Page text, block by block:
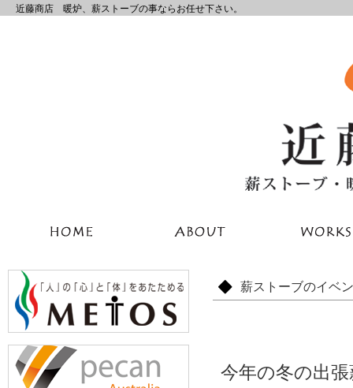
近藤商店 暖炉、薪ストーブの事ならお任せ下さい。
薪ストーブのイベ
今年の冬の出